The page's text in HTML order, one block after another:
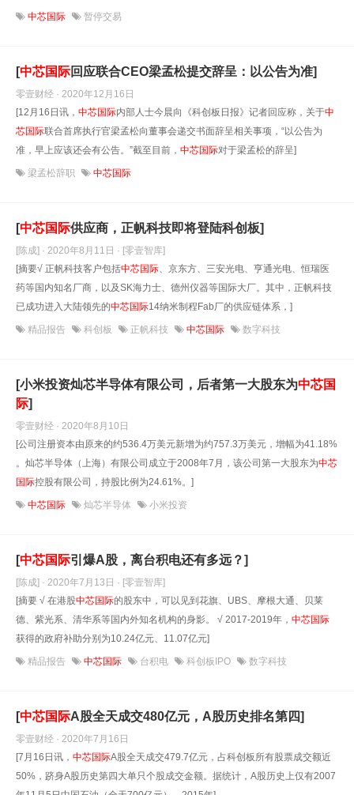
中芯国际 暂停交易
[中芯国际回应联合CEO梁孟松提交辞呈：以公告为准]
零壹财经 · 2020年12月16日
[12月16日讯， 中芯国际内部人士今晨向《科创板日报》记者回应称，关于中
芯国际联合首席执行官梁孟松向董事会递交书面辞呈相关事项，“以公告为
准，早上应该还会有公告。”截至目前， 中芯国际对于梁孟松的辞呈]
梁孟松辞职 中芯国际
[中芯国际供应商，正帆科技即将登陆科创板]
[陈成] · 2020年8月11日 · [零壹智库]
[摘要√ 正帆科技客户包括中芯国际、京东方、三安光电、亨通光电、恒瑞医
药等国内知名厂商，以及SK海力士、德州仪器等国际大厂。其中，正帆科技
已成功进入大陆领先的中芯国际14纳米制程Fab厂的供应链体系，]
精品报告 科创板 正帆科技 中芯国际 数字科技
[小米投资灿芯半导体有限公司，后者第一大股东为中芯国
际]
零壹财经 · 2020年8月10日
[公司注册资本由原来的约536.4万美元新增为约757.3万美元，增幅为41.18%
。灿芯半导体（上海）有限公司成立于2008年7月，该公司第一大股东为中芯
国际控股有限公司，持股比例为24.61%。]
中芯国际 灿芯半导体 小米投资
[中芯国际引爆A股，离台积电还有多远？]
[陈成] · 2020年7月13日 · [零壹智库]
[摘要 √ 在港股中芯国际的股东中，可以见到花旗、UBS、摩根大通、贝莱
德、紫光系、清华系等国内外知名机构的身影。 √ 2017-2019年， 中芯国际
获得的政府补助分别为10.24亿元、11.07亿元]
精品报告 中芯国际 台积电 科创板IPO 数字科技
[中芯国际A股全天成交480亿元，A股历史排名第四]
零壹财经 · 2020年7月16日
[7月16日讯， 中芯国际A股全天成交479.7亿元，占科创板所有股票成交额近
50%，跻身A股历史第四大单只个股成交金额。据统计，A股历史上仅有2007